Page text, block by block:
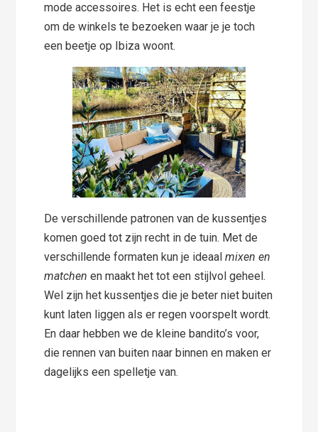
mode accessoires. Het is echt een feestje
om de winkels te bezoeken waar je je toch
een beetje op Ibiza woont.
De verschillende patronen van de kussentjes
komen goed tot zijn recht in de tuin. Met de
verschillende formaten kun je ideaalmixen en
matchen en maakt het tot een stijlvol geheel.
Wel zijn het kussentjes die je beter niet buiten
kunt laten liggen als er regen voorspelt wordt.
En daar hebben we de kleine bandito’s voor,
die rennen van buiten naar binnen en maken er
dagelijks een spelletje van.